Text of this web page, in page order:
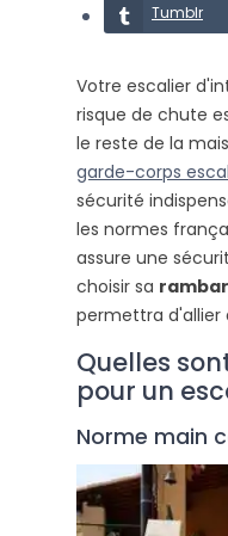
Tumblr
Votre escalier
risque de chute
le reste de la
garde-corps
sécurité
les normes
assure une
choisir sa
permettra d'allier
Quelles
pour un
Norme main